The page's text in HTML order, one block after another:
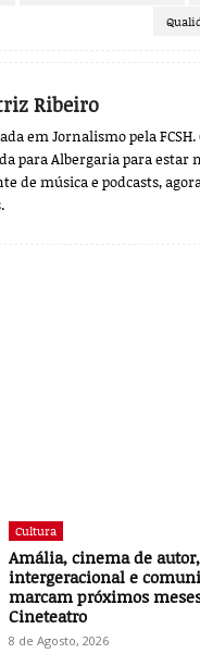
Ribeiro
em Jornalismo pela
para Albergaria para estar
de música e podcasts,
Cultura
Amália, cinema de
intergeracional e
marcam próximos
Cineteatro
8 de Agosto, 2026